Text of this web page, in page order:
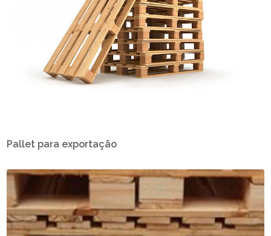
Pallet para exportação